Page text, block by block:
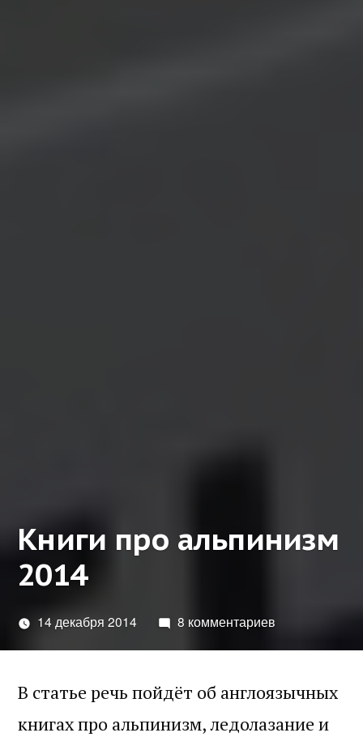
Книги про альпинизм
2014
14 декабря 2014 8 комментариев
В статье речь пойдёт об англоязычных
книгах про альпинизм, ледолазание и